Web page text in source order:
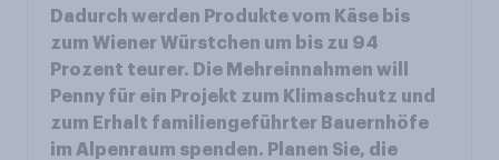
Dadurch werden Produkte vom Käse bis
zum Wiener Würstchen um bis zu 94
Prozent teurer. Die Mehreinnahmen will
Penny für ein Projekt zum Klimaschutz und
zum Erhalt familiengeführter Bauernhöfe
im Alpenraum spenden. Planen Sie, die